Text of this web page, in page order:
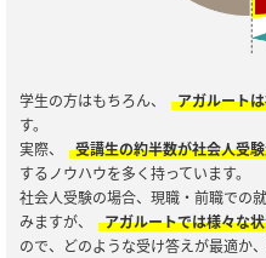
学生の方はもちろん、 アガルート
す。
実際、
受講生の約半数が社会人受
するノウハウを多く持っています。
社会人受験の場合、現職・前職での
みますが、
アガルートでは様々な
ので、どのような受け答えが最適か